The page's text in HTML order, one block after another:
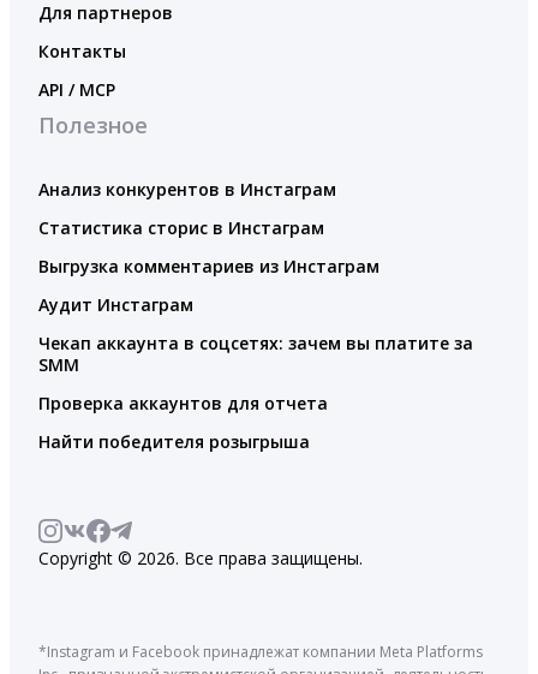
Для партнеров
Контакты
API / MCP
Полезное
Анализ конкурентов в Инстаграм
Статистика сторис в Инстаграм
Выгрузка комментариев из Инстаграм
Аудит Инстаграм
Чекап аккаунта в соцсетях: зачем вы платите за
SMM
Проверка аккаунтов для отчета
Найти победителя розыгрыша
Copyright © 2026. Все права защищены.
*Instagram и Facebook принадлежат компании Meta Platforms